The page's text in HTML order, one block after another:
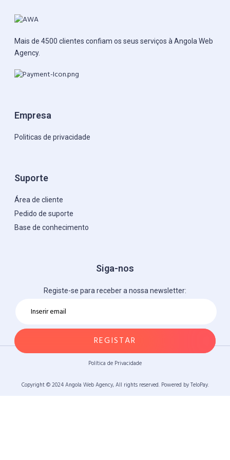
Mais de 4500 clientes confiam os seus serviços à Angola Web
Agency.
Empresa
Politicas de privacidade
Suporte
Área de cliente
Pedido de suporte
Base de conhecimento
Siga-nos
Registe-se para receber a nossa newsletter:
Política de Privacidade
Copyright © 2024 Angola Web Agency, All rights reserved. Powered by TeloPay.